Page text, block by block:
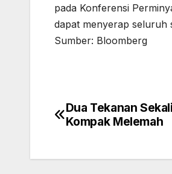
pada Konferensi
dapat menyerap seluruh
Sumber: Bloomberg
Post
navigation
Dua Tekanan
Kompak Melemah